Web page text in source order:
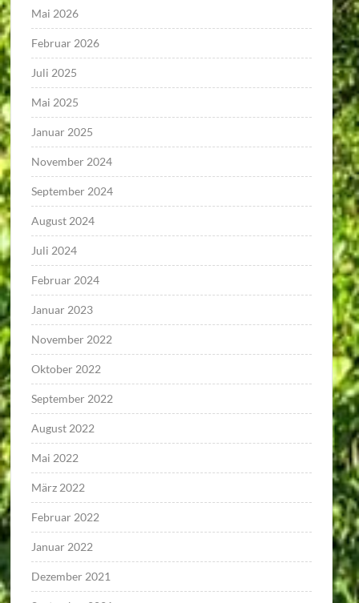
Mai 2026
Februar 2026
Juli 2025
Mai 2025
Januar 2025
November 2024
September 2024
August 2024
Juli 2024
Februar 2024
Januar 2023
November 2022
Oktober 2022
September 2022
August 2022
Mai 2022
März 2022
Februar 2022
Januar 2022
Dezember 2021